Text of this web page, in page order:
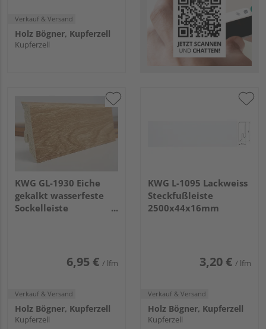
Verkauf & Versand
Holz Bögner, Kupferzell
Kupferzell
KWG GL-1930 Eiche
gekalkt wasserfeste
Sockelleiste
6,95 € / lfm
Verkauf & Versand
Holz Bögner, Kupferzell
Kupferzell
KWG L-1095 Lackweiss
Steckfußleiste
2500x44x16mm
3,20 € / lfm
Verkauf & Versand
Holz Bögner, Kupferzell
Kupferzell